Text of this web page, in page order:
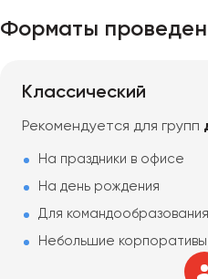
Форматы
Классический
Рекомендуется для групп
На праздники в офисе
На день рождения
Для командообразования
Небольшие корпоративы